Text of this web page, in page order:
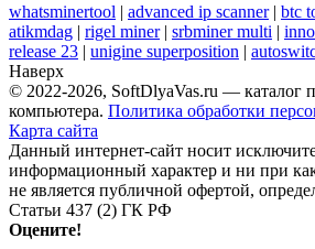
whatsminertool | advanced ip scanner| btc
atikmdag | rigel miner| srbminer multi |
release 23 | unigine superposition |
Наверх
© 2022-2026, SoftDlyaVas.ru — каталог
компьютера. Политика обработки
Карта сайта
Данный интернет-сайт носит
информационный характер и ни при
не является публичной офертой,
Статьи 437 (2) ГК РФ
Оцените!